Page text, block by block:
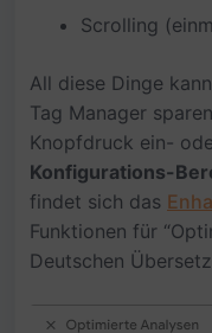
Scrolling
All diese Dinge
Tag Manager
Knopfdruck ein-
Konfigurations-
findet sich das
Funktionen für
Deutschen